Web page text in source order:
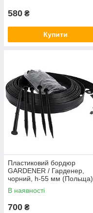
580 ₴
Купити
Пластиковий бордюр
GARDENER / Гарденер,
чорний, h-55 мм (Польща)
В наявності
700 ₴